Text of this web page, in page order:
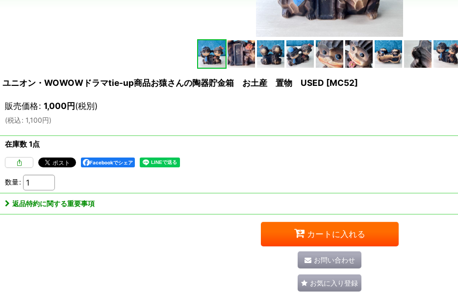
ユニオン・WOWOWドラマtie-up商品お猿さんの陶器貯金箱 お土産 置物 USED [MC52]
販売価格: 1,000円(税別)
(税込: 1,100円)
在庫数 1点
Facebookでシェア
数量:
返品特約に関する重要事項
カートに入れる
お問い合わせ
お気に入り登録